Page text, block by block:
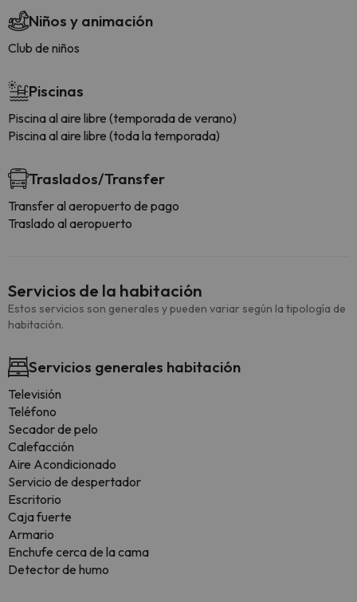
Niños y animación
Club de niños
Piscinas
Piscina al aire libre (temporada de verano)
Piscina al aire libre (toda la temporada)
Traslados/Transfer
Transfer al aeropuerto de pago
Traslado al aeropuerto
Servicios de la habitación
Estos servicios son generales y pueden variar según la tipología de
habitación.
Servicios generales habitación
Televisión
Teléfono
Secador de pelo
Calefacción
Aire Acondicionado
Servicio de despertador
Escritorio
Caja fuerte
Armario
Enchufe cerca de la cama
Detector de humo